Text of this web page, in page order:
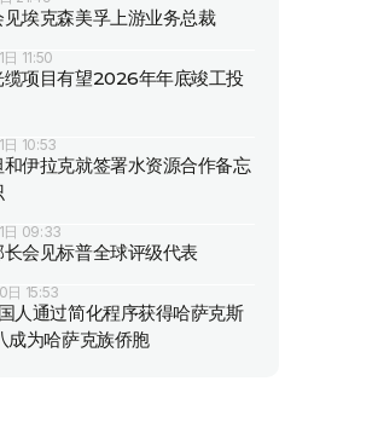
埃克森美孚上游业务总裁
11:50
缆项目有望2026年年底竣工投
10:53
伊拉克就签署水资源合作备忘
日 09:33
会见标普全球评级代表
15:53
人通过简化程序获得哈萨克斯
成为哈萨克族侨胞